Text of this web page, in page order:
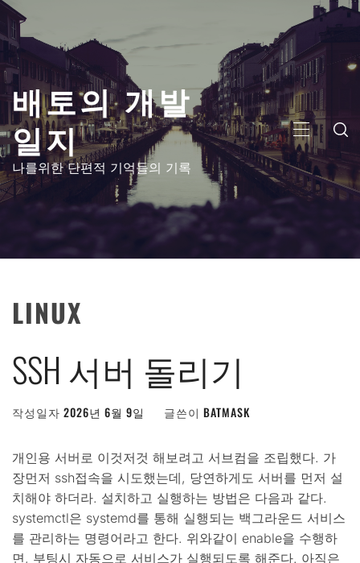
콘
츠
로
건
뛰
기
배토의 개발
일지
나를위한 단편적 기억들의 기록
주
메
뉴
LINUX
SSH 서버 돌리기
작성일자 2026년 6월 9일 글쓴이 BATMASK
개인용 서버로 이것저것 해보려고 서브컴을 조립했다. 가
장먼저 ssh접속을 시도했는데, 당연하게도 서버를 먼저 설
치해야 하더라. 설치하고 실행하는 방법은 다음과 같다.
systemctl은 systemd를 통해 실행되는 백그라운드 서비스
를 관리하는 명령어라고 한다. 위와같이 enable을 수행하
면, 부팅시 자동으로 서비스가 실행되도록 해준다. 아직은